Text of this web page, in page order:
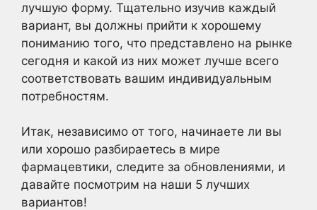
лучшую форму. Тщательно изучив каждый
вариант, вы должны прийти к хорошему
пониманию того, что представлено на рынке
сегодня и какой из них может лучше всего
соответствовать вашим индивидуальным
потребностям.
Итак, независимо от того, начинаете ли вы
или хорошо разбираетесь в мире
фармацевтики, следите за обновлениями, и
давайте посмотрим на наши 5 лучших
вариантов!